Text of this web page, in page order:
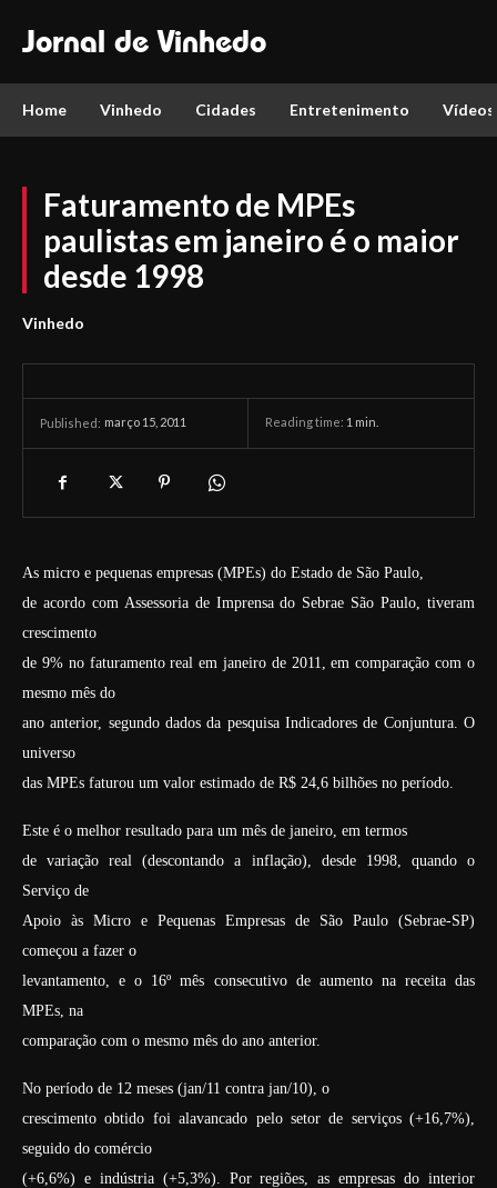
Jornal de Vinhedo
Home Vinhedo Cidades Entretenimento Vídeos
Faturamento de MPEs
paulistas em janeiro é o maior
desde 1998
Vinhedo
Published: março 15, 2011 Reading time: 1 min.
As micro e pequenas empresas (MPEs) do Estado de São Paulo,
de acordo com Assessoria de Imprensa do Sebrae São Paulo, tiveram
crescimento
de 9% no faturamento real em janeiro de 2011, em comparação com o
mesmo mês do
ano anterior, segundo dados da pesquisa Indicadores de Conjuntura. O
universo
das MPEs faturou um valor estimado de R$ 24,6 bilhões no período.
Este é o melhor resultado para um mês de janeiro, em termos
de variação real (descontando a inflação), desde 1998, quando o
Serviço de
Apoio às Micro e Pequenas Empresas de São Paulo (Sebrae-SP)
começou a fazer o
levantamento, e o 16º mês consecutivo de aumento na receita das
MPEs, na
comparação com o mesmo mês do ano anterior.
No período de 12 meses (jan/11 contra jan/10), o
crescimento obtido foi alavancado pelo setor de serviços (+16,7%),
seguido do comércio
(+6,6%) e indústria (+5,3%). Por regiões, as empresas do interior